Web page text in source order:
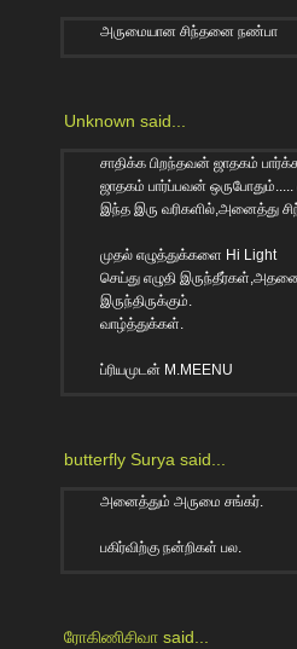
அருமையான சிந்தனை நண்பா
Unknown said...
சாதிக்க பிறந்தவன் ஜாதகம்
ஜாதகம் பார்ப்பவன் ஒருபோதும்.....
இந்த இரு வரிகளில்,அனைத்து
முதல் எழுத்துக்களை Hi Light
செய்து எழுதி
இருந்திருக்கும்.
வாழ்த்துக்கள்.
ப்ரியமுடன் M.MEENU
butterfly Surya said...
அனைத்தும் அருமை சங்கர்.
பகிர்விற்கு நன்றிகள் பல.
ரோகிணிசிவா said...